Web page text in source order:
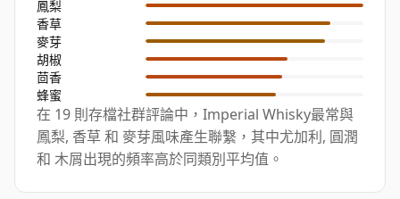
鳳梨
香草
麥芽
胡椒
茴香
蜂蜜
在 19 則存檔社群評論中，Imperial Whisky最常與
鳳梨, 香草 和 麥芽風味產生聯繫，其中尤加利, 圓潤
和 木屑出現的頻率高於同類別平均值。